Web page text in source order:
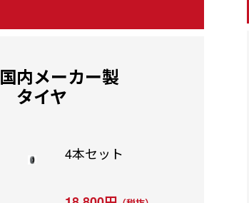
国内メーカー製
タイヤ
4本セット